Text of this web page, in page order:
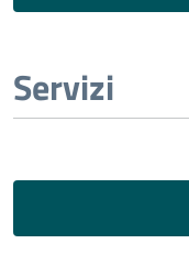
Servizi